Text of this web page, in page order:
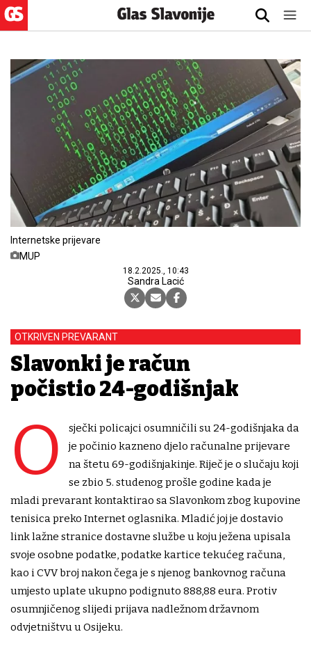
Internetske prijevare
MUP
18.2.2025., 10:43
Sandra Lacić
OTKRIVEN PREVARANT
Slavonki je račun
počistio 24-godišnjak
O
sječki policajci osumničili su 24-godišnjaka da
je počinio kazneno djelo računalne prijevare
na štetu 69-godišnjakinje. Riječ je o slučaju koji
se zbio 5. studenog prošle godine kada je
mladi prevarant kontaktirao sa Slavonkom zbog kupovine
tenisica preko Internet oglasnika. Mladić joj je dostavio
link lažne stranice dostavne službe u koju ježena upisala
svoje osobne podatke, podatke kartice tekućeg računa,
kao i CVV broj nakon čega je s njenog bankovnog računa
umjesto uplate ukupno podignuto 888,88 eura. Protiv
osumnjičenog slijedi prijava nadležnom državnom
odvjetništvu u Osijeku.